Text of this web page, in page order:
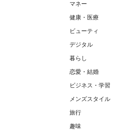
マネー
健康・医療
ビューティ
デジタル
暮らし
恋愛・結婚
ビジネス・学習
メンズスタイル
旅行
趣味